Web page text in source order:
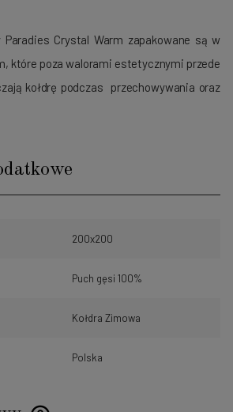
Paradies Crystal Warm zapakowane są w
które poza walorami estetycznymi przede
kołdrę podczas przechowywania oraz
200x200
Puch gęsi 100%
Kołdra Zimowa
Polska